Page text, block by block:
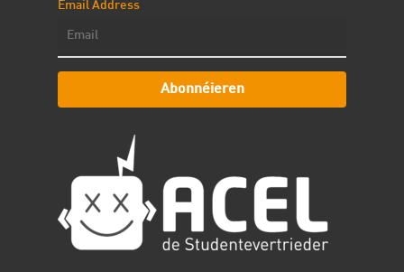
Email Address
Abonnéieren